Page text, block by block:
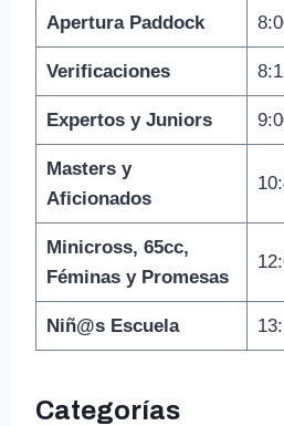
Apertura Paddock
Verificaciones
Expertos y Juniors
Masters y
Aficionados
Minicross, 65cc,
Féminas y Promesas
Niñ@s Escuela
Categorías